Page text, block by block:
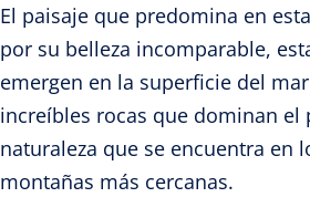
El paisaje que predomina en
por su belleza incomparable,
emergen en la superficie del
increíbles rocas que dominan el
naturaleza que se encuentra en
montañas más cercanas.